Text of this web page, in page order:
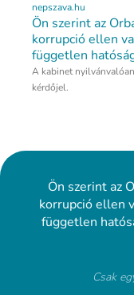
nepszava.hu
Ön szerint az
korrupció ellen
független
A kabinet
kérdőjel.
Ön szerint az
korrupció ellen
független
Csak